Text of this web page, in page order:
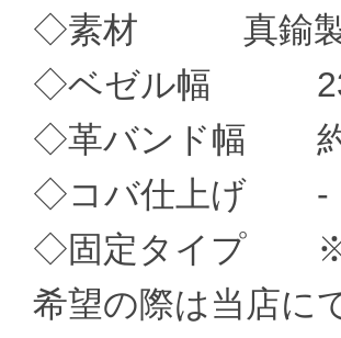
◇素材 真鍮
◇ベゼル幅
◇革バンド幅 約
◇コバ仕上げ
◇固定タイプ ※皮
希望の際は当店に